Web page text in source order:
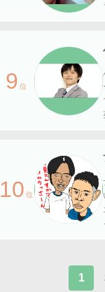
9 位
10 位
1